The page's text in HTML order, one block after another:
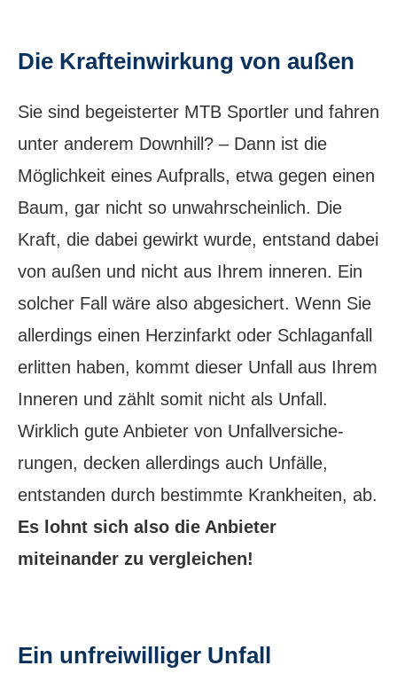
Die Krafteinwirkung von außen
Sie sind begeisterter MTB Sportler und fahren
unter anderem Downhill? – Dann ist die
Möglichkeit eines Aufpralls, etwa gegen einen
Baum, gar nicht so unwahrscheinlich. Die
Kraft, die dabei gewirkt wurde, entstand dabei
von außen und nicht aus Ihrem inneren. Ein
solcher Fall wäre also abgesichert. Wenn Sie
allerdings einen Herzinfarkt oder Schlaganfall
erlitten haben, kommt dieser Unfall aus Ihrem
Inneren und zählt somit nicht als Unfall.
Wirklich gute Anbieter von Unfall­ver­si­che­
rungen, decken allerdings auch Unfälle,
entstanden durch bestimmte Krank­hei­ten, ab.
Es lohnt sich also die Anbieter
miteinander zu ver­gleichen!
Ein unfreiwilliger Unfall